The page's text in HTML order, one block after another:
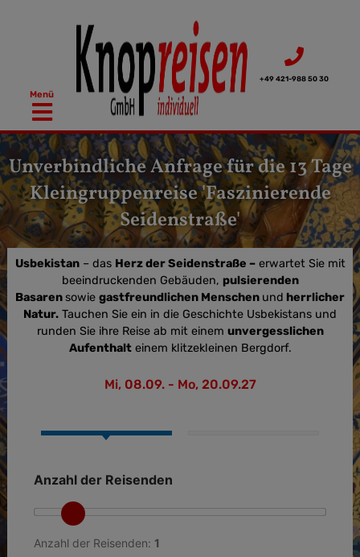
Menü
+49 421-988 50 30
Unverbindliche Anfrage für die 13 Tage
Kleingruppenreise 'Faszinierende
Seidenstraße'
Usbekistan– das Herz der Seidenstraße –erwartet Sie mit
beeindruckenden Gebäuden, pulsierenden
Basarensowie gastfreundlichen Menschen und herrlicher
Natur. Tauchen Sie ein in die Geschichte Usbekistans und
runden Sie ihre Reise ab mit einem unvergesslichen
Aufenthalteinem klitzekleinen Bergdorf.
Mi, 08.09. - Mo, 20.09.27
Anzahl der Reisenden
Anzahl der Reisenden: 1